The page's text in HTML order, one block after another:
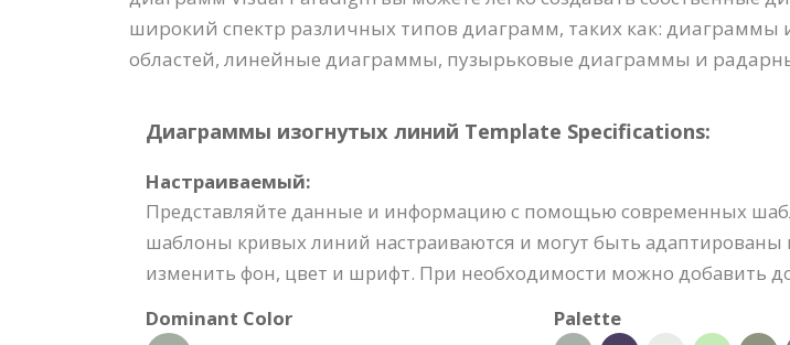
широкий спектр различных типов диаграмм, таких как:
областей, линейные диаграммы, пузырьковые диаграммы и
Диаграммы изогнутых линий Template Specifications:
Настраиваемый:
Представляйте данные и информацию с помощью современных
шаблоны кривых линий настраиваются и могут быть
изменить фон, цвет и шрифт. При необходимости можно добавить
Dominant Color
Palette